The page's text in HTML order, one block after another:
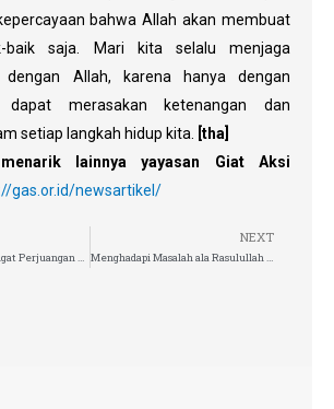
bahwa Allah akan membuat
baik saja. Mari kita selalu menjaga
dengan Allah, karena hanya dengan
merasakan ketenangan dan
setiap langkah hidup kita.
[tha]
lainnya yayasan Giat Aksi
gas.or.id/newsartikel/
Mengenang Semangat Perjuangan Bangsa | Hari Kebangkitan Nasional
NEXT
Menghadapi Masalah ala Rasulullah SAW